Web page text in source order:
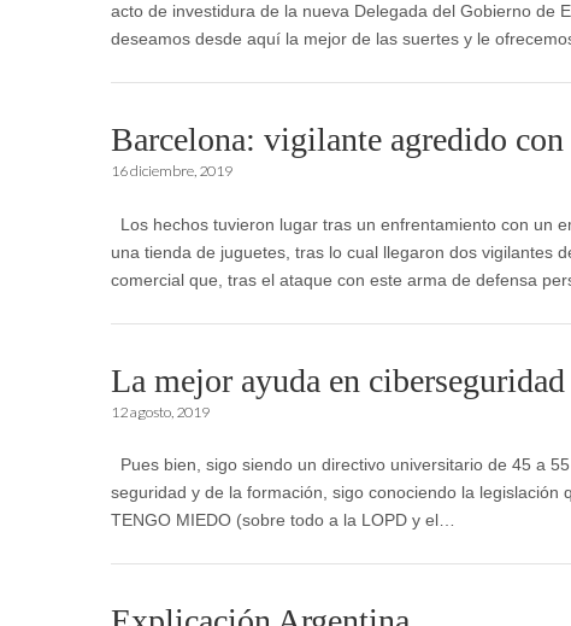
acto de investidura de la nueva Delegada del Gobierno de
deseamos desde aquí la mejor de las suertes y le
Barcelona: vigilante agredido con
16 diciembre, 2019
Los hechos tuvieron lugar tras un enfrentamiento con un
una tienda de juguetes, tras lo cual llegaron dos vigilantes
comercial que, tras el ataque con este arma de defensa
La mejor ayuda en
12 agosto, 2019
Pues bien, sigo siendo un directivo universitario de 45 a
seguridad y de la formación, sigo conociendo la legislación
TENGO MIEDO (sobre todo a la LOPD y el…